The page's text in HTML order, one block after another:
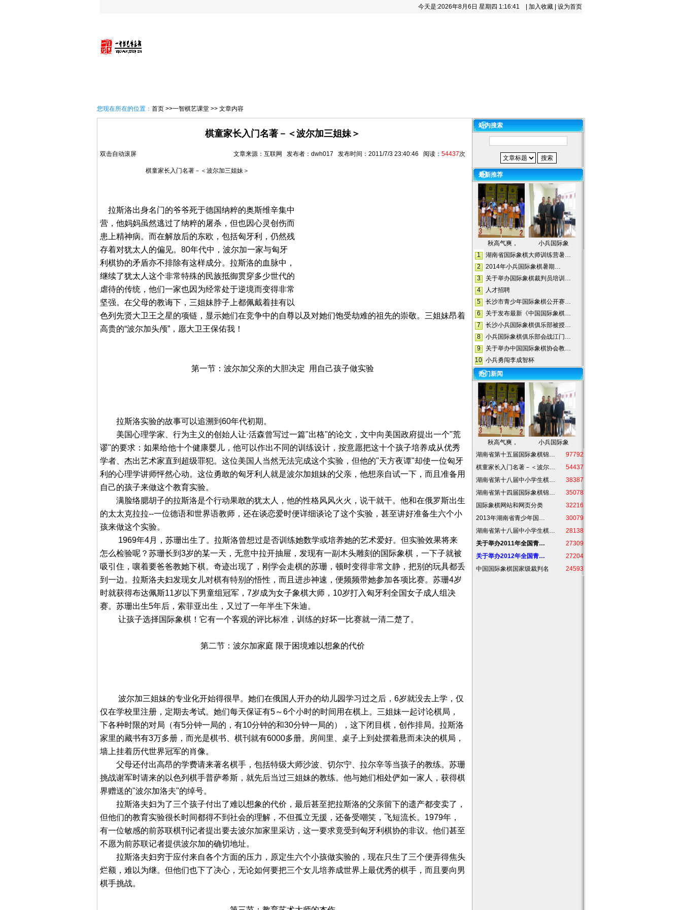
今天是:2026年8月6日 星期四 1:16:41 加入收藏 设为首页
您现在所在的位置： 首页 >>一智棋艺课堂 >> 文章内容
棋童家长入门名著－＜波尔加三姐妹＞
双击自动滚屏 文章来源：互联网 发布者：dwh017 发布时间：2011/7/3 23:40:46 阅读： 54437次
棋童家长入门名著－＜波尔加三姐妹＞
拉斯洛出身名门的爷爷死于德国纳粹的奥斯维辛集中
营，他妈妈虽然逃过了纳粹的屠杀，但也因心灵创伤而
患上精神病。而在解放后的东欧，包括匈牙利，仍然残
存着对犹太人的偏见。80年代中，波尔加一家与匈牙
利棋协的矛盾亦不排除有这样成分。拉斯洛的血脉中，
继续了犹太人这个非常特殊的民族抵御贯穿多少世代的
虐待的传统，他们一家也因为经常处于逆境而变得非常
坚强。在父母的教诲下，三姐妹脖子上都佩戴着挂有以
色列先贤大卫王之星的项链，显示她们在竞争中的自尊以及对她们饱受劫难的祖先的崇敬。三姐妹昂着
高贵的“波尔加头颅”，愿大卫王保佑我！
第一节：波尔加父亲的大胆决定 用自己孩子做实验
拉斯洛实验的故事可以追溯到60年代初期。
美国心理学家、行为主义的创始人让·活森曾写过一篇"出格"的论文，文中向美国政府提出一个"荒
谬"的要求：如果给他十个健康婴儿，他可以作出不同的训练设计，按意愿把这十个孩子培养成从优秀
学者、杰出艺术家直到超级罪犯。这位美国人当然无法完成这个实验，但他的"天方夜谭"却使一位匈牙
利的心理学讲师怦然心动。这位勇敢的匈牙利人就是波尔加姐妹的父亲，他想亲自试一下，而且准备用
自己的孩子来做这个教育实验。
满脸络腮胡子的拉斯洛是个行动果敢的犹太人，他的性格风风火火，说干就干。他和在俄罗斯出生
的太太克拉拉--一位德语和世界语教师，还在谈恋爱时便详细谈论了这个实验，甚至讲好准备生六个小
孩来做这个实验。
1969年4月，苏珊出生了。拉斯洛曾想过是否训练她数学或培养她的艺术爱好。但实验效果将来
怎么检验呢？苏珊长到3岁的某一天，无意中拉开抽屉，发现有一副木头雕刻的国际象棋，一下子就被
吸引住，嚷着要爸爸教她下棋。奇迹出现了，刚学会走棋的苏珊，顿时变得非常文静，把别的玩具都丢
到一边。拉斯洛夫妇发现女儿对棋有特别的悟性，而且进步神速，便频频带她参加各项比赛。苏珊4岁
时就获得布达佩斯11岁以下男童组冠军，7岁成为女子象棋大师，10岁打入匈牙利全国女子成人组决
赛。苏珊出生5年后，索菲亚出生，又过了一年半生下朱迪。
让孩子选择国际象棋！它有一个客观的评比标准，训练的好坏一比赛就一清二楚了。
第二节：波尔加家庭 限于困境难以想象的代价
波尔加三姐妹的专业化开始得很早。她们在俄国人开办的幼儿园学习过之后，6岁就没去上学，仅
仅在学校里注册，定期去考试。她们每天保证有5～6个小时的时间用在棋上。三姐妹一起讨论棋局，
下各种时限的对局（有5分钟一局的，有10分钟的和30分钟一局的），这下闭目棋，创作排局。拉斯洛
家里的藏书有3万多册，而光是棋书、棋刊就有6000多册。房间里、桌子上到处摆着悬而未决的棋局，
墙上挂着历代世界冠军的肖像。
父母还付出高昂的学费请来著名棋手，包括特级大师沙波、切尔宁、拉尔辛等当孩子的教练。苏珊
挑战谢军时请来的以色列棋手普萨希斯，就先后当过三姐妹的教练。他与她们相处俨如一家人，获得棋
界赠送的"波尔加洛夫"的绰号。
拉斯洛夫妇为了三个孩子付出了难以想象的代价，最后甚至把拉斯洛的父亲留下的遗产都变卖了，
但他们的教育实验很长时间都得不到社会的理解，不但孤立无援，还备受嘲笑，飞短流长。1979年，
有一位敏感的前苏联棋刊记者提出要去波尔加家里采访，这一要求竟受到匈牙利棋协的非议。他们甚至
不愿为前苏联记者提供波尔加的确切地址。
拉斯洛夫妇穷于应付来自各个方面的压力，原定生六个小孩做实验的，现在只生了三个便弄得焦头
烂额，难以为继。但他们也下了决心，无论如何要把三个女儿培养成世界上最优秀的棋手，而且要向男
棋手挑战。
站内搜索
最新推荐
秋高气爽，
小兵国际象
1
湖南省国际象棋大师训练营暑…
2
2014年小兵国际象棋暑期…
3
关于举办国际象棋裁判员培训…
4
人才招聘
5
长沙市青少年国际象棋公开赛…
6
关于发布最新《中国国际象棋…
7
长沙小兵国际象棋俱乐部被授…
8
小兵国际象棋俱乐部会战江门…
9
关于举办中国国际象棋协会教…
10 小兵勇闯李成智杯
热门新闻
秋高气爽，
小兵国际象
湖南省第十五届国际象棋锦…
97792
棋童家长入门名著－＜波尔…
54437
湖南省第十八届中小学生棋…
38387
湖南省第十四届国际象棋锦…
35078
国际象棋网站和网页分类
32216
2013年湖南省青少年国…
30079
湖南省第十八届中小学生棋…
28138
关于举办2011年全国青…
27309
关于举办2012年全国青…
27204
中国国际象棋国家级裁判名
24593